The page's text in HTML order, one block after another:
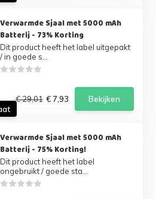
Verwarmde Sjaal met 5000 mAh
Batterij - 73% Korting
Dit product heeft het label uitgepakt
/ in goede s...
€ 29,01 € 7,93 Bekijken
Verwarmde Sjaal met 5000 mAh
Batterij - 75% Korting!
Dit product heeft het label
ongebruikt / goede sta...